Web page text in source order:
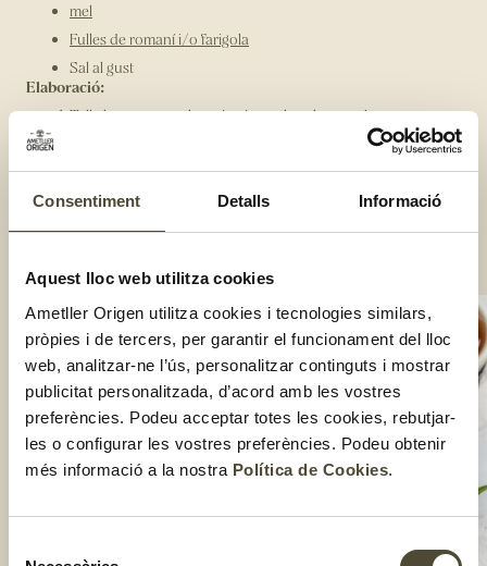
Consentiment Detalls Informació
Aquest lloc web utilitza cookies
Ametller Origen utilitza cookies i tecnologies similars,
pròpies i de tercers, per garantir el funcionament del lloc
web, analitzar-ne l’ús, personalitzar continguts i mostrar
publicitat personalitzada, d’acord amb les vostres
preferències. Podeu acceptar totes les cookies, rebutjar-
les o configurar les vostres preferències. Podeu obtenir
més informació a la nostra Política de Cookies.
mel
Fulles de romaní i/o farigola
Sal al gust
Elaboració:
Talla les peres per la meitat i treu-los el cor amb una
Cou-les a l’airfryer o al forn a 180 graus uns 10 – 15 minuts.
Serveix-les amb un polsim de sal.